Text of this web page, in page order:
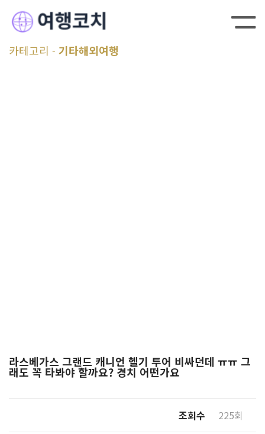
카테고리 기타해외여행
라스베가스 그랜드 캐니언 헬기 투어 비싸던데 ㅠㅠ 그
래도 꼭 타봐야 할까요? 경치 어떤가요
조회수 225회